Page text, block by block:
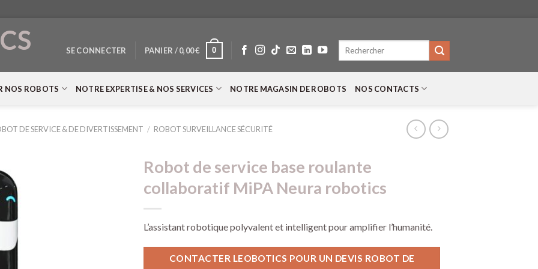
SE CONNECTER PANIER /0,00€ 0
Recherche
NOS ROBOTS NOTRE EXPERTISE & NOS SERVICES NOTRE MAGASIN DE ROBOTS NOS CONTACTS
DE SERVICE & DE DIVERTISSEMENT / ROBOT SURVEILLANCE SÉCURITÉ
Robot de service base roulante
collaboratif MiPA Neura robotics
L’assistant robotique polyvalent et intelligent pour amplifier l’humanité.
CONTACTER LEOBOTICS POUR UN DEVIS ROBOT DE